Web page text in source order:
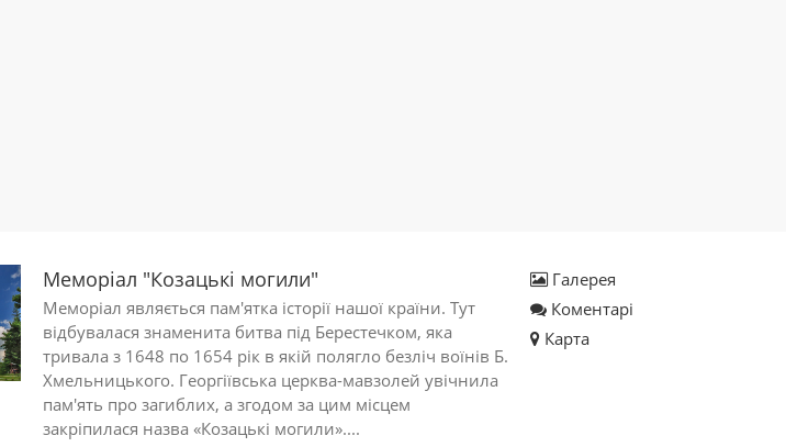
Меморіал "Козацькі могили"
Меморіал являється пам'ятка історії нашої країни. Тут
відбувалася знаменита битва під Берестечком, яка
тривала з 1648 по 1654 рік в якій полягло безліч воїнів Б.
Хмельницького. Георгіївська церква-мавзолей увічнила
пам'ять про загиблих, а згодом за цим місцем
закріпилася назва «Козацькі могили»....
Галерея
Коментарі
Карта